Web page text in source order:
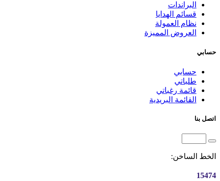
البراندات
قسائم الهدايا
نظام العمولة
العروض المميزة
حسابي
حسابي
طلباتي
قائمة رغباتي
القائمة البريدية
اتصل بنا
الخط الساخن:
15474